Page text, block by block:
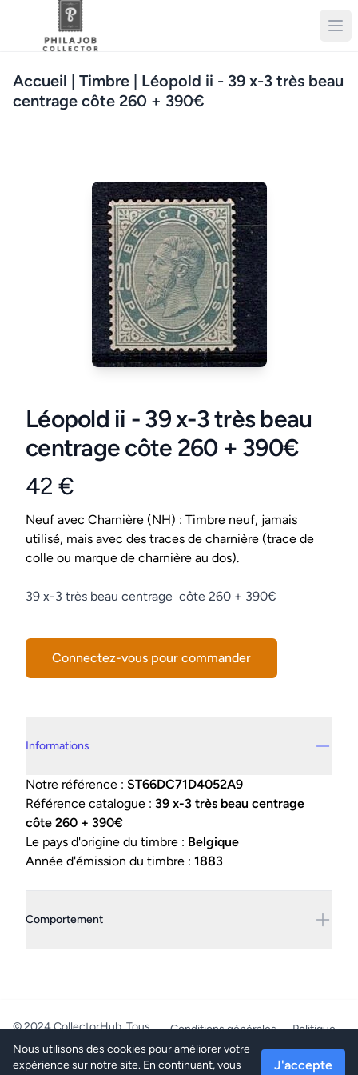
Nous utilisons des cookies pour améliorer votre
expérience sur notre site. En continuant, vous
J'accepte
Accueil | Timbre | Léopold ii - 39 x-3 très beau
centrage côte 260 + 390€
Léopold ii - 39 x-3 très beau
centrage côte 260 + 390€
Product information
42 €
Conditions
Neuf avec Charnière (NH) : Timbre neuf, jamais
utilisé, mais avec des traces de charnière (trace de
colle ou marque de charnière au dos).
Description
39 x-3 très beau centrage côte 260 + 390€
Connectez-vous pour commander
Informations
Notre référence : ST66DC71D4052A9
Référence catalogue : 39 x-3 très beau centrage
côte 260 + 390€
Le pays d'origine du timbre : Belgique
Année d'émission du timbre : 1883
Comportement
© 2024 CollectorHub. Tous
droits réservés.
PhilaJob - BE0804.218.387 -
Conditions générales
Politique
de confidentialité